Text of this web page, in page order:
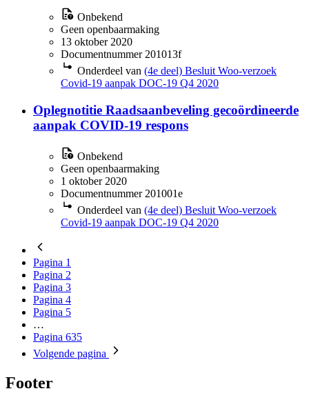
Onbekend
Geen openbaarmaking
13 oktober 2020
Documentnummer 201013f
Onderdeel van (4e deel) Besluit Woo-verzoek
Covid-19 aanpak DOC-19 Q4 2020
Oplegnotitie Raadsaanbeveling gecoördineerde
aanpak COVID-19 respons
Onbekend
Geen openbaarmaking
1 oktober 2020
Documentnummer 201001e
Onderdeel van (4e deel) Besluit Woo-verzoek
Covid-19 aanpak DOC-19 Q4 2020
Pagina 1
Pagina 2
Pagina 3
Pagina 4
Pagina 5
…
Pagina 635
Volgende pagina
Footer